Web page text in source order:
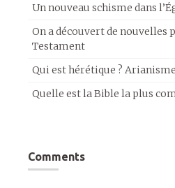
Un nouveau schisme dans
On a découvert de nouvelles
Testament
Qui est hérétique ?
Quelle est la Bible la plus
Comments